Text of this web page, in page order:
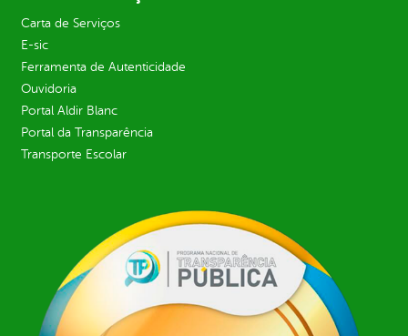
Carta de Serviços
E-sic
Ferramenta de Autenticidade
Ouvidoria
Portal Aldir Blanc
Portal da Transparência
Transporte Escolar